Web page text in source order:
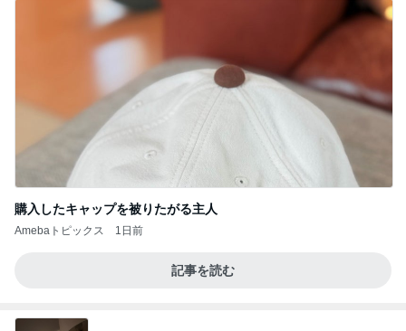
購入したキャップを被りたがる主人
Amebaトピックス 1日前
記事を読む